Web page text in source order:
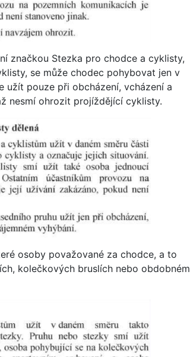
značkou Stezka pro chodce a cyklisty,
se může chodec pohybovat jen v
užít pouze při obcházení, vcházení a
nesmí ohrozit projíždějící cyklisty.
osoby považované za chodce, a to
kolečkových bruslích nebo obdobném